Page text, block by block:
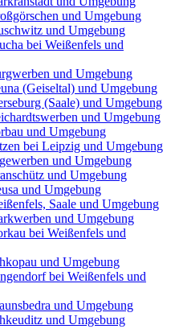
und Umgebung
und Umgebung
bei Weißenfels und
und Umgebung
(Geiseltal) und Umgebung
(Saale) und Umgebung
und Umgebung
und Umgebung
bei Leipzig und Umgebung
und Umgebung
und Umgebung
und Umgebung
Saale und Umgebung
und Umgebung
bei Weißenfels und
und Umgebung
bei Weißenfels und
und Umgebung
und Umgebung